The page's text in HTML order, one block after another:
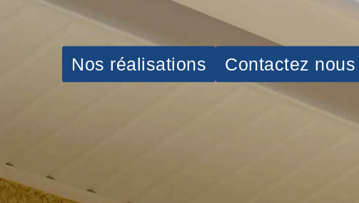
Nos réalisations Contactez nous